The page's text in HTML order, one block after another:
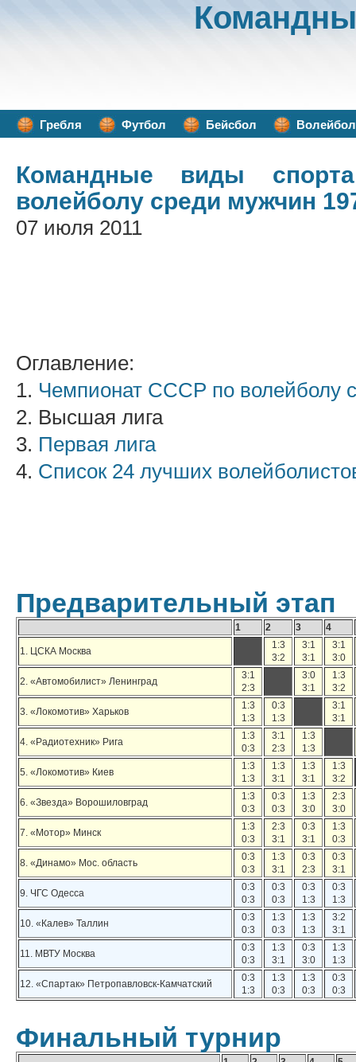
Гребля Футбол Бейсбол Волейбол
Командные виды спорта
волейболу среди мужчин
07 июля 2011
Оглавление:
1. Чемпионат СССР по волейболу
2. Высшая лига
3. Первая лига
4. Список 24 лучших
Предварительный этап
1 2 3 4
1. ЦСКА Москва
1:3
3:2
3:1
3:1
3:1
3:0
2. «Автомобилист» Ленинград
3:1
2:3
3:0
3:1
1:3
3:2
3. «Локомотив» Харьков
1:3
1:3
0:3
1:3
3:1
3:1
4. «Радиотехник» Рига
1:3
0:3
3:1
2:3
1:3
1:3
5. «Локомотив» Киев
1:3
1:3
1:3
3:1
1:3
3:1
1:3
3:2
6. «Звезда» Ворошиловград
1:3
0:3
0:3
0:3
1:3
3:0
2:3
3:0
7. «Мотор» Минск
1:3
0:3
2:3
3:1
0:3
3:1
1:3
0:3
8. «Динамо» Мос. область
0:3
0:3
1:3
3:1
0:3
2:3
0:3
3:1
9. ЧГС Одесса
0:3
0:3
0:3
0:3
0:3
1:3
0:3
1:3
10. «Калев» Таллин
0:3
0:3
1:3
0:3
1:3
1:3
3:2
3:1
11. МВТУ Москва
0:3
0:3
1:3
3:1
0:3
3:0
1:3
1:3
12. «Спартак» Петропавловск-Камчатский
0:3
1:3
1:3
0:3
1:3
0:3
0:3
0:3
Финальный турнир